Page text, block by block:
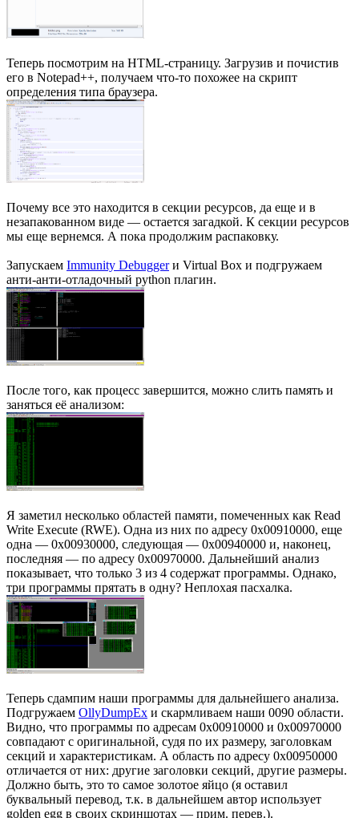
Теперь посмотрим на HTML-страницу. Загрузив и почистив
его в Notepad++, получаем что-то похожее на скрипт
определения типа браузера.
Почему все это находится в секции ресурсов, да еще и в
незапакованном виде — остается загадкой. К секции ресурсов
мы еще вернемся. А пока продолжим распаковку.
Запускаем Immunity Debuggerи Virtual Box и подгружаем
анти-анти-отладочный python плагин.
После того, как процесс завершится, можно слить память и
заняться её анализом:
Я заметил несколько областей памяти, помеченных как Read
Write Execute (RWE). Одна из них по адресу 0x00910000, еще
одна — 0x00930000, следующая — 0x00940000 и, наконец,
последняя — по адресу 0x00970000. Дальнейший анализ
показывает, что только 3 из 4 содержат программы. Однако,
три программы прятать в одну? Неплохая пасхалка.
Теперь сдампим наши программы для дальнейшего анализа.
Подгружаем OllyDumpEx и скармливаем наши 0090 области.
Видно, что программы по адресам 0x00910000 и 0x00970000
совпадают с оригинальной, судя по их размеру, заголовкам
секций и характеристикам. А область по адресу 0x00950000
отличается от них: другие заголовки секций, другие размеры.
Должно быть, это то самое золотое яйцо (я оставил
буквальный перевод, т.к. в дальнейшем автор использует
golden egg в своих скриншотах — прим. перев.).